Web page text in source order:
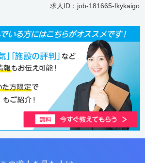
求人ID：job-181665-fkykaigo